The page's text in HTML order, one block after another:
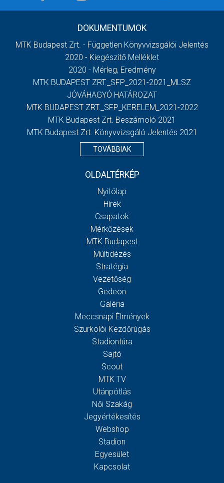
DOKUMENTUMOK
MTK Budapest Zrt. - Független Könyvvizsgálói Jelentés
2020 - Kiegészítő Melléklet
2020 - Mérleg, Eredmény
MTK BUDAPEST ZRT._SFP_2021-2021_MLSZ
JÓVÁHAGYÓ HATÁROZAT
MTK BUDAPEST ZRT._SFP_KERELEM_2021-2022
MTK Budapest Zrt. Beszámoló 2021
MTK Budapest Zrt. Könyvvizsgáló Jelentés 2021
TOVÁBBIAK
OLDALTÉRKÉP
Nyitólap
Hírek
Csapatok
Mérkőzések
MTK Budapest
Múltidézés
Stratégia
Vezetőség
Gedeon
Galéria
Meccsnapi Élmények
Szurkolói Kezdőrúgás
Stadiontúra
Sajtó
Scout
MTK TV
Utánpótlás
Női Szakág
Jegyértékesítés
Webshop
Stadion
Egyesület
Kapcsolat